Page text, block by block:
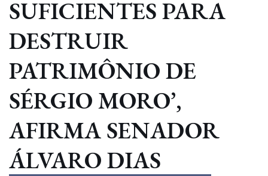
SUFICIENTES PARA
DESTRUIR
PATRIMÔNIO DE
SÉRGIO MORO’,
AFIRMA SENADOR
ÁLVARO DIAS